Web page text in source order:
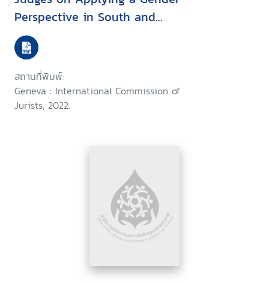
Perspective in South and
Southeast Asia
สถานที่พิมพ์:
Geneva : International Commission of
Jurists, 2022.